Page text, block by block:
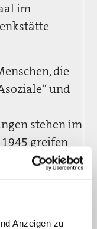
Anzeigen zu
im
die
und
stehen im
greifen